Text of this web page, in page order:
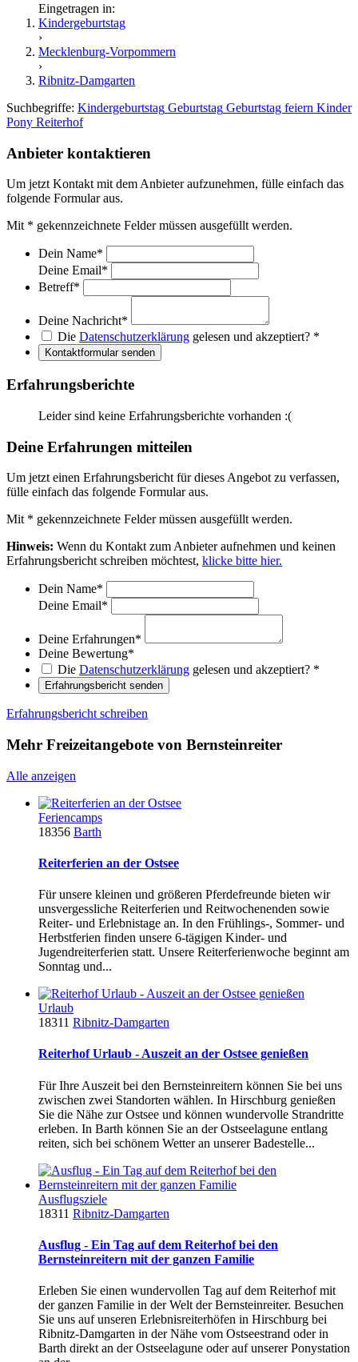
Eingetragen in:
Kindergeburtstag
›
Mecklenburg-Vorpommern
›
Ribnitz-Damgarten
Suchbegriffe: Kindergeburtstag Geburtstag Geburtstag feiern Kinder
Pony Reiterhof
Anbieter kontaktieren
Um jetzt Kontakt mit dem Anbieter aufzunehmen, fülle einfach das
folgende Formular aus.
Mit * gekennzeichnete Felder müssen ausgefüllt werden.
Dein Name*
Deine Email*
Betreff*
Deine Nachricht*
Die Datenschutzerklärung gelesen und akzeptiert? *
Kontaktformular senden
Erfahrungsberichte
Leider sind keine Erfahrungsberichte vorhanden :(
Deine Erfahrungen mitteilen
Um jetzt einen Erfahrungsbericht für dieses Angebot zu verfassen,
fülle einfach das folgende Formular aus.
Mit * gekennzeichnete Felder müssen ausgefüllt werden.
Hinweis: Wenn du Kontakt zum Anbieter aufnehmen und keinen
Erfahrungsbericht schreiben möchtest, klicke bitte hier.
Dein Name*
Deine Email*
Deine Erfahrungen*
Deine Bewertung*
Die Datenschutzerklärung gelesen und akzeptiert? *
Erfahrungsbericht senden
Erfahrungsbericht schreiben
Mehr Freizeitangebote von Bernsteinreiter
Alle anzeigen
Feriencamps
18356 Barth
Reiterferien an der Ostsee
Für unsere kleinen und größeren Pferdefreunde bieten wir
unsvergessliche Reiterferien und Reitwochenenden sowie
Reiter- und Erlebnistage an. In den Frühlings-, Sommer- und
Herbstferien finden unsere 6-tägigen Kinder- und
Jugendreiterferien statt. Unsere Reiterferienwoche beginnt am
Sonntag und...
Urlaub
18311 Ribnitz-Damgarten
Reiterhof Urlaub - Auszeit an der Ostsee genießen
Für Ihre Auszeit bei den Bernsteinreitern können Sie bei uns
zwischen zwei Standorten wählen. In Hirschburg genießen
Sie die Nähe zur Ostsee und können wundervolle Strandritte
erleben. In Barth können Sie an der Ostseelagune entlang
reiten, sich bei schönem Wetter an unserer Badestelle...
Ausflugsziele
18311 Ribnitz-Damgarten
Ausflug - Ein Tag auf dem Reiterhof bei den
Bernsteinreitern mit der ganzen Familie
Erleben Sie einen wundervollen Tag auf dem Reiterhof mit
der ganzen Familie in der Welt der Bernsteinreiter. Besuchen
Sie uns auf unseren Erlebnisreiterhöfen in Hirschburg bei
Ribnitz-Damgarten in der Nähe vom Ostseestrand oder in
Barth direkt an der Ostseelagune oder auf unserer Ponystation